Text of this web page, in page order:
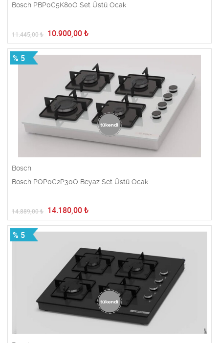
Bosch PBP0C5K80O Set Üstü Ocak
11.445,00₺ 10.900,00 ₺
% 5
Bosch
Bosch POP0C2P30O Beyaz Set Üstü Ocak
14.889,00₺ 14.180,00 ₺
% 5